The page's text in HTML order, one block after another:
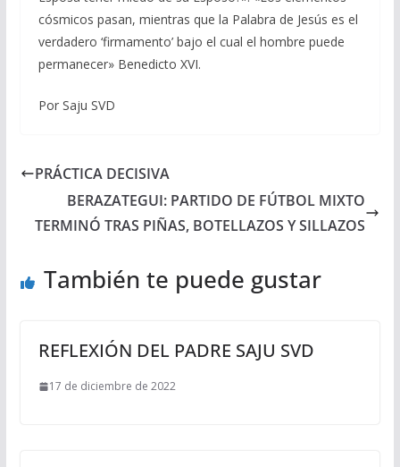
cósmicos pasan, mientras que la Palabra de Jesús es el
verdadero ‘firmamento’ bajo el cual el hombre puede
permanecer» Benedicto XVI.
Por Saju SVD
PRÁCTICA DECISIVA
BERAZATEGUI: PARTIDO DE FÚTBOL MIXTO
TERMINÓ TRAS PIÑAS, BOTELLAZOS Y SILLAZOS
También te puede gustar
REFLEXIÓN DEL PADRE SAJU SVD
17 de diciembre de 2022